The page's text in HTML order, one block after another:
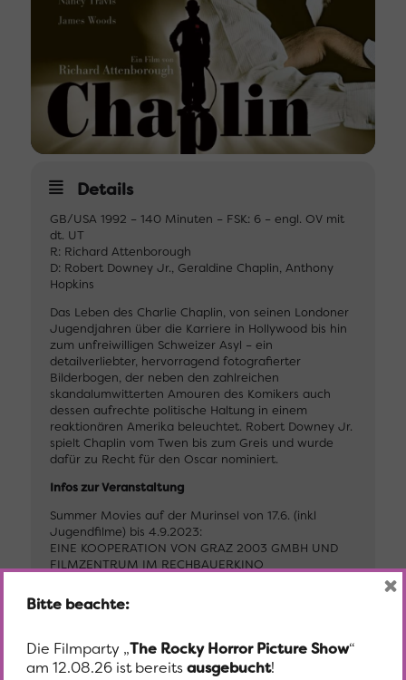
Details
GB/USA 1992 – 140 Minuten – FSK: 6 – engl. OV mit
dt. UT
R: Richard Attenborough
D: Robert Downey Jr., Geraldine Chaplin, Anthony
Hopkins
Das Leben des Charlie Chaplin, von seinen Londoner
Jugendjahren über die Karriere in Hollywood bis hin
zum unfreiwilligen Schweizer Asyl – ein
detailverliebter, hervorragend fotografierter
Bilderbogen, der neben den zahlreichen
skandalumwitterten Amouren des Komikers auch
dessen aufrechte politische Haltung in einem
reaktionären Amerika beleuchtet. Robert Downey Jr.
spielt Chaplin vom Twen bis zum Greis und wurde
dafür zu Recht für den Oscar nominiert.
Infos zur Veranstaltung
Summer Movies auf der Murinsel von 17.6. (inkl
Jugendfilme) bis 4.9.2023:
EINE KOOPERATION VON GRAZ 2003 GMBH UND
FILMZENTRUM IM RECHBAUERKINO
Filmklassiker von 1916 bis 2004, ausgewählt vom
stimmt vor Vorstellungsbeginn mit Hintergrundinfos
und Anekdoten zum Film ein, an ausgewählten
Terminen gibt es Livemusik und Partystimmung.
Bitte beachte:
Die Filmparty „The Rocky Horror Picture Show“
am 12.08.26 ist bereitsausgebucht!
×